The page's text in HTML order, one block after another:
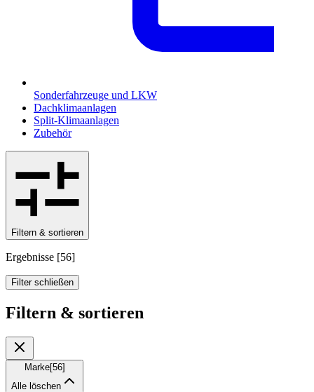
Sonderfahrzeuge und LKW
Dachklimaanlagen
Split-Klimaanlagen
Zubehör
Filtern & sortieren
Ergebnisse [56]
Filter schließen
Filtern & sortieren
Marke[56]
Alle löschen